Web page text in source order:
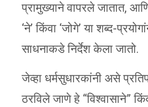
प्रामुख्याने वापरले जातात, आणि
‘ने’ किंवा ‘जोगे’ या शब्द-
साधनाकडे निर्देश केला जातो.
जेव्हा धर्मसुधारकांनी असे
ठरविले जाणे हे “विश्वासाने”